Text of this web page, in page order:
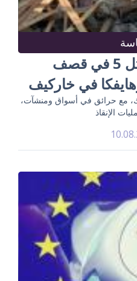
الإرهاب الروسي يقتل 5 في قصف
في خاركيف
مع حرائق في أسواق ومنشآت،
الإنقاذ